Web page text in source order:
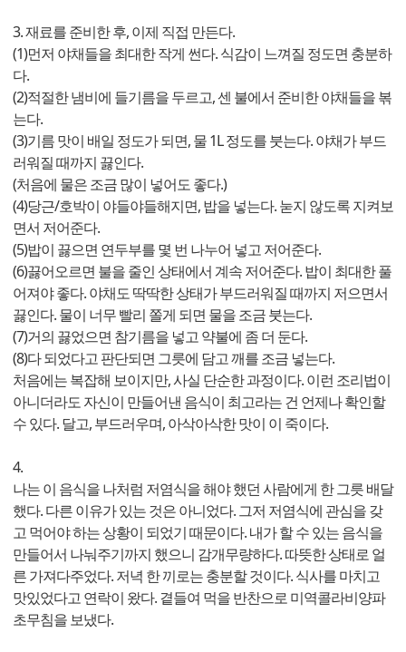
3. 재료를 준비한 후, 이제 직접 만든다.
(1)먼저 야채들을 최대한 작게 썬다. 식감이 느껴질 정도면 충분하
다.
(2)적절한 냄비에 들기름을 두르고, 센 불에서 준비한 야채들을 볶
는다.
(3)기름 맛이 배일 정도가 되면, 물 1L 정도를 붓는다. 야채가 부드
러워질 때까지 끓인다.
(처음에 물은 조금 많이 넣어도 좋다.)
(4)당근/호박이 야들야들해지면, 밥을 넣는다. 눋지 않도록 지켜보
면서 저어준다.
(5)밥이 끓으면 연두부를 몇 번 나누어 넣고 저어준다.
(6)끓어오르면 불을 줄인 상태에서 계속 저어준다. 밥이 최대한 풀
어져야 좋다. 야채도 딱딱한 상태가 부드러워질 때까지 저으면서
끓인다. 물이 너무 빨리 쫄게 되면 물을 조금 붓는다.
(7)거의 끓었으면 참기름을 넣고 약불에 좀 더 둔다.
(8)다 되었다고 판단되면 그릇에 담고 깨를 조금 넣는다.
처음에는 복잡해 보이지만, 사실 단순한 과정이다. 이런 조리법이
아니더라도 자신이 만들어낸 음식이 최고라는 건 언제나 확인할
수 있다. 달고, 부드러우며, 아삭아삭한 맛이 이 죽이다.
4.
나는 이 음식을 나처럼 저염식을 해야 했던 사람에게 한 그릇 배달
했다. 다른 이유가 있는 것은 아니었다. 그저 저염식에 관심을 갖
고 먹어야 하는 상황이 되었기 때문이다. 내가 할 수 있는 음식을
만들어서 나눠주기까지 했으니 감개무량하다. 따뜻한 상태로 얼
른 가져다주었다. 저녁 한 끼로는 충분할 것이다. 식사를 마치고
맛있었다고 연락이 왔다. 곁들여 먹을 반찬으로 미역콜라비양파
초무침을 보냈다.